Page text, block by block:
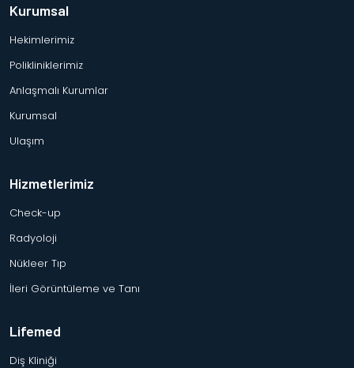
Kurumsal
Hekimlerimiz
Polikliniklerimiz
Anlaşmalı Kurumlar
Kurumsal
Ulaşım
Hizmetlerimiz
Check-up
Radyoloji
Nükleer Tıp
İleri Görüntüleme ve Tanı
Lifemed
Diş Kliniği